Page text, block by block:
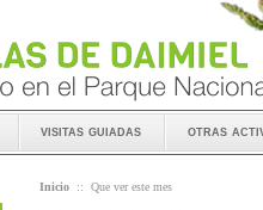
visitas guiadas otras
Inicio :: Que ver este mes